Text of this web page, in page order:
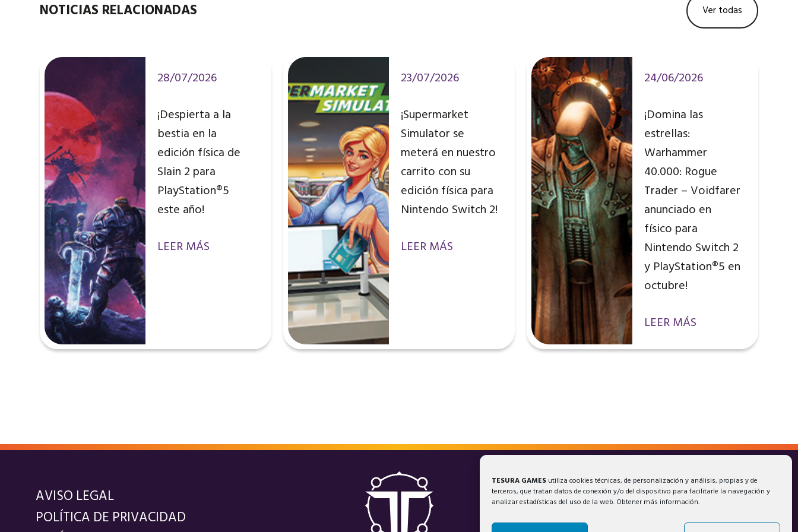
TESURA GAMES utiliza cookies técnicas, de personalización y análisis, propias y de
terceros, que tratan datos de conexión y/o del dispositivo para facilitarle la navegación y
analizar estadísticas del uso de la web. Obtener más información.
NOTICIAS RELACIONADAS Ver todas
28/07/2026
¡Despierta a la
bestia en la
edición física de
Slain 2 para
PlayStation®5
este año!
LEER MÁS
23/07/2026
¡Supermarket
Simulator se
meterá en nuestro
carrito con su
edición física para
Nintendo Switch 2!
LEER MÁS
24/06/2026
¡Domina las
estrellas:
Warhammer
40.000: Rogue
Trader – Voidfarer
anunciado en
físico para
Nintendo Switch 2
y PlayStation®5 en
octubre!
LEER MÁS
AVISO LEGAL
POLÍTICA DE PRIVACIDAD